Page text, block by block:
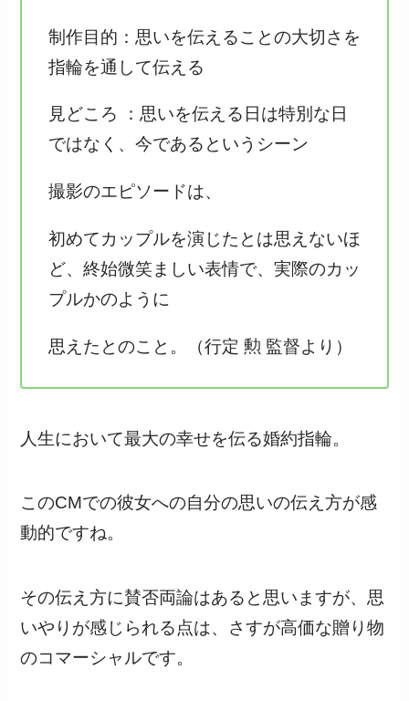
制作目的：思いを伝えることの大切さを
指輪を通して伝える
見どころ ：思いを伝える日は特別な日
ではなく、今であるというシーン
撮影のエピソードは、
初めてカップルを演じたとは思えないほ
ど、終始微笑ましい表情で、実際のカッ
プルかのように
思えたとのこと。（行定 勲 監督より）
人生において最大の幸せを伝る婚約指輪。
このCMでの彼女への自分の思いの伝え方が感
動的ですね。
その伝え方に賛否両論はあると思いますが、思
いやりが感じられる点は、さすが高価な贈り物
のコマーシャルです。